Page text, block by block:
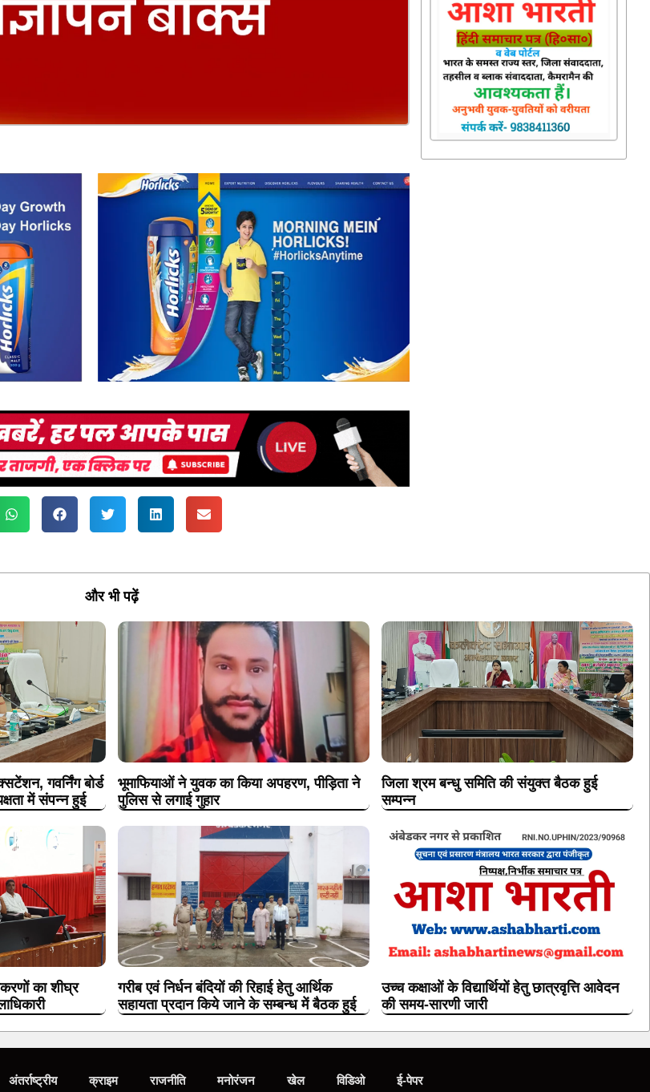
और भी पढ़ें
गवर्निंग बोर्ड
में संपन्न हुई
भूमाफियाओं ने युवक का किया अपहरण, पीड़िता ने
पुलिस से लगाई गुहार
जिला श्रम बन्धु समिति की संयुक्त बैठक हुई
सम्पन्न
का शीघ्र
गरीब एवं निर्धन बंदियों की रिहाई हेतु आर्थिक
सहायता प्रदान किये जाने के सम्बन्ध में बैठक हुई
उच्च कक्षाओं के विद्यार्थियों हेतु छात्रवृत्ति आवेदन
की समय-सारणी जारी
अंतर्राष्ट्रीय क्राइम राजनीति मनोरंजन खेल विडिओ ई-पेपर